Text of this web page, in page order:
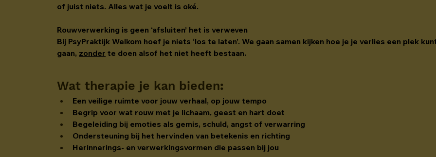
of juist niets. Alles wat je voelt is oké.
Rouwverwerking is geen ‘afsluiten’ het is verweven
Bij PsyPraktijk Welkom hoef je niets ‘los te laten’. We gaan samen kijken hoe je je verlies een plek
gaan, zonder te doen alsof het niet heeft bestaan.
Wat therapie je kan bieden:
Een veilige ruimte voor jouw verhaal, op jouw tempo
Begrip voor wat rouw met je lichaam, geest en hart doet
Begeleiding bij emoties als gemis, schuld, angst of verwarring
Ondersteuning bij het hervinden van betekenis en richting
Herinnerings- en verwerkingsvormen die passen bij jou